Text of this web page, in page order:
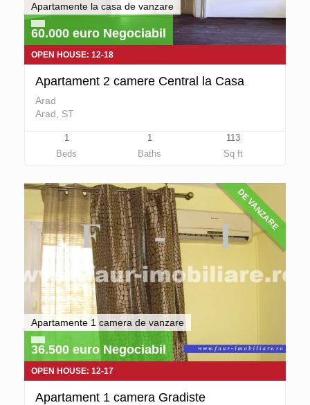
Apartamente la casa de vanzare
60.000 euro Negociabil
OPEN HOUSE: 12-18
Apartament 2 camere Central la Casa
Arad
Arad, ST
1
Beds
1
Baths
113
Sq ft
DE VANZARE
Apartamente 1 camera de vanzare
36.500 euro Negociabil
OPEN HOUSE: 12-17
Apartament 1 camera Gradiste